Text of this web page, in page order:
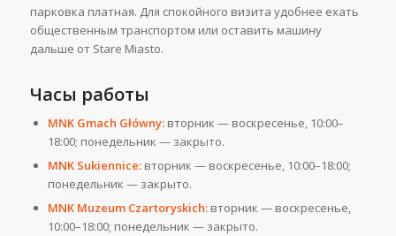
парковка платная. Для спокойного визита удобнее ехать
общественным транспортом или оставить машину
дальше от Stare Miasto.
Часы работы
MNK Gmach Główny:вторник — воскресенье, 10:00–
18:00; понедельник — закрыто.
MNK Sukiennice:вторник — воскресенье, 10:00–18:00;
понедельник — закрыто.
MNK Muzeum Czartoryskich:вторник — воскресенье,
10:00–18:00; понедельник — закрыто.